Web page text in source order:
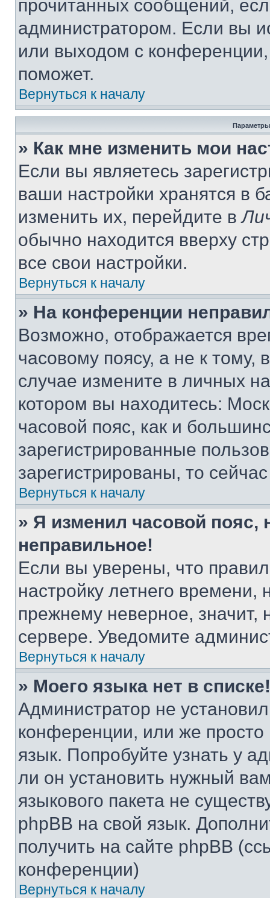
прочитанных сообщений,
администратором. Если вы
или выходом с
поможет.
Вернуться к началу
Параметры
» Как мне изменить мои
Если вы являетесь
ваши настройки хранятся в
изменить их, перейдите в
обычно находится вверху
все свои настройки.
Вернуться к началу
» На конференции
Возможно, отображается
часовому поясу, а не к тому,
случае измените в личных
котором вы находитесь:
часовой пояс, как и
зарегистрированные
зарегистрированы, то
Вернуться к началу
» Я изменил часовой пояс,
неправильное!
Если вы уверены, что
настройку летнего
прежнему неверное, значит,
сервере. Уведомите
Вернуться к началу
» Моего языка нет в списке!
Администратор не
конференции, или же
язык. Попробуйте узнать у
ли он установить нужный
языкового пакета не
phpBB на свой язык.
получить на сайте phpBB
конференции)
Вернуться к началу